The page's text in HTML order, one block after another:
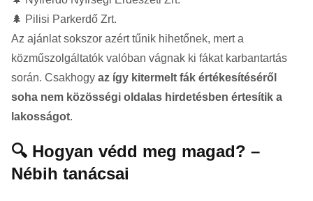
🌲 Pilisi Parkerdő Zrt.
Az ajánlat sokszor azért tűnik hihetőnek, mert a
közműszolgáltatók valóban vágnak ki fákat karbantartás
során. Csakhogy az így kitermelt fák értékesítéséről
soha nem közösségi oldalas hirdetésben értesítik a
lakosságot.
🔍 Hogyan védd meg magad? –
Nébih tanácsai